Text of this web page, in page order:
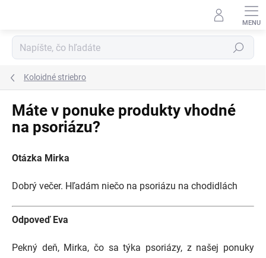
Hľadať
Koloidné striebro
Máte v ponuke produkty vhodné
na psoriázu?
Otázka Mirka
Dobrý večer. Hľadám niečo na psoriázu na chodidlách
Odpoveď Eva
Pekný deň, Mirka, čo sa týka psoriázy, z našej ponuky